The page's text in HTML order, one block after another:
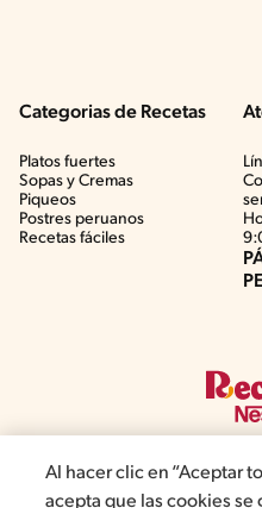
Categorias de Recetas
Platos fuertes
Sopas y Cremas
Piqueos
Postres peruanos
Recetas fáciles
Al hacer clic en “Aceptar
acepta que las cookies se